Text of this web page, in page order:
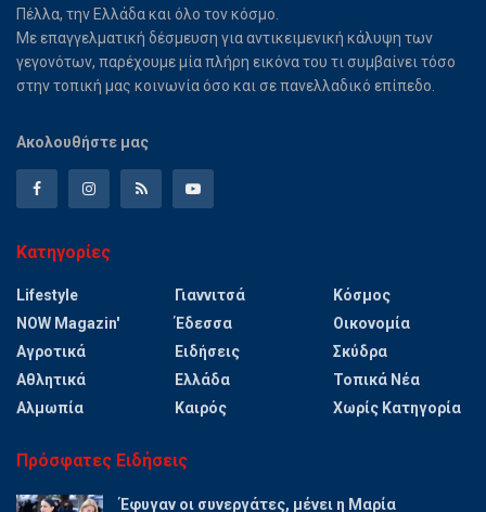
Πέλλα, την Ελλάδα και όλο τον κόσμο.
Με επαγγελματική δέσμευση για αντικειμενική κάλυψη των
γεγονότων, παρέχουμε μία πλήρη εικόνα του τι συμβαίνει τόσο
στην τοπική μας κοινωνία όσο και σε πανελλαδικό επίπεδο.
Ακολουθήστε μας
Κατηγορίες
Lifestyle
NOW Magazin'
Αγροτικά
Αθλητικά
Αλμωπία
Γιαννιτσά
Έδεσσα
Ειδήσεις
Ελλάδα
Καιρός
Κόσμος
Οικονομία
Σκύδρα
Τοπικά Νέα
Χωρίς Κατηγορία
Πρόσφατες Ειδήσεις
Έφυγαν οι συνεργάτες, μένει η Μαρία